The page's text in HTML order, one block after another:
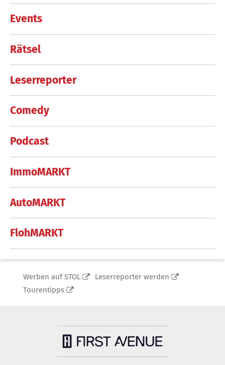
Events
Rätsel
Leserreporter
Comedy
Podcast
ImmoMARKT
AutoMARKT
FlohMARKT
Werben auf STOL
Leserreporter werden
Tourentipps